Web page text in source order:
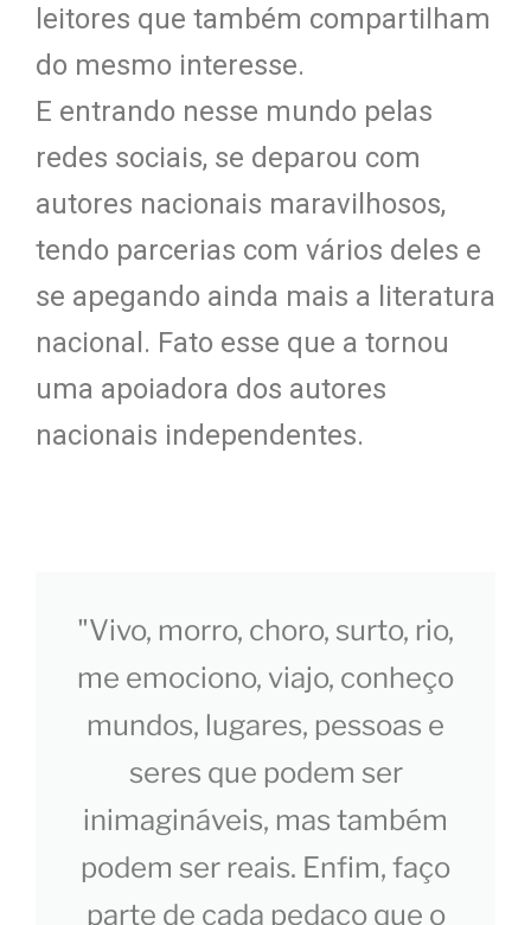
leitores que também compartilham
do mesmo interesse.
E entrando nesse mundo pelas
redes sociais, se deparou com
autores nacionais maravilhosos,
tendo parcerias com vários deles e
se apegando ainda mais a literatura
nacional. Fato esse que a tornou
uma apoiadora dos autores
nacionais independentes.
"Vivo, morro, choro, surto, rio,
me emociono, viajo, conheço
mundos, lugares, pessoas e
seres que podem ser
inimagináveis, mas também
podem ser reais. Enfim, faço
parte de cada pedaço que o